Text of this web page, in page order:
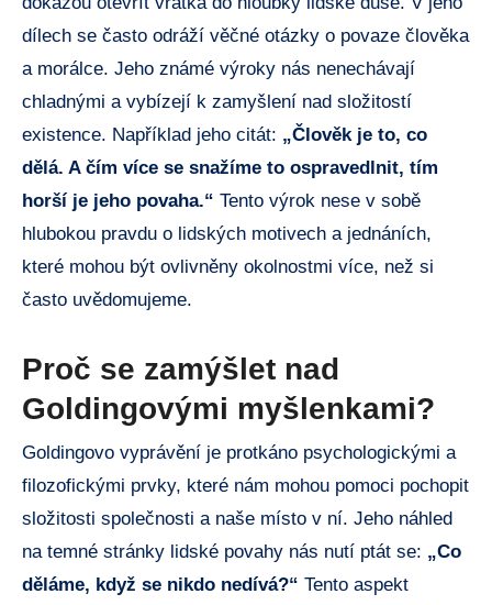
dílech se často odráží věčné otázky o povaze člověka
a morálce. Jeho známé výroky nás nenechávají
chladnými a vybízejí k zamyšlení nad složitostí
existence. Například jeho citát: „Člověk je to, co
dělá. A čím více se snažíme to ospravedlnit, tím
horší je jeho povaha.“ Tento výrok nese v sobě
hlubokou pravdu o lidských motivech a jednáních,
které mohou být ovlivněny okolnostmi více, než si
často uvědomujeme.
Proč se zamýšlet nad
Goldingovými myšlenkami?
Goldingovo vyprávění je protkáno psychologickými a
filozofickými prvky, které nám mohou pomoci pochopit
složitosti společnosti a naše místo v ní. Jeho náhled
na temné stránky lidské povahy nás nutí ptát se: „Co
děláme, když se nikdo nedívá?“ Tento aspekt